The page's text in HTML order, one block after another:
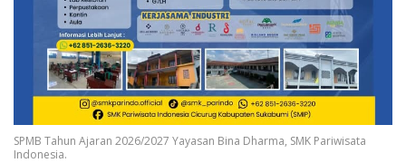
SPMB Tahun Ajaran 2026/2027 Yayasan Bina Dharma, SMK Pariwisata
Indonesia.